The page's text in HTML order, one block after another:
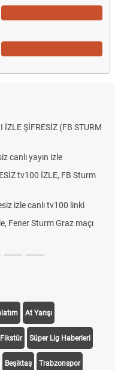
İZLE ŞİFRESİZ (FB STURM
canlı yayın izle
tv100 İZLE, FB Sturm
izle canlı tv100 linki
Fener Sturm Graz maçı
At Yarışı
Süper Lig Haberleri
Beşiktaş Trabzonspor